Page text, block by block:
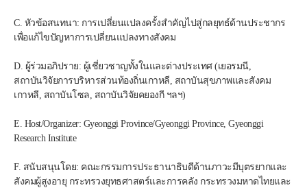
C. หัวข้อสนทนา: การเปลี่ยนแปลงครั้งสำคัญไปสู่กลยุทธ์ด้านประชากร
เพื่อแก้ไขปัญหาการเปลี่ยนแปลงทางสังคม
D. ผู้ร่วมอภิปราย: ผู้เชี่ยวชาญทั้งในและต่างประเทศ (เยอรมนี,
สถาบันวิจัยการบริหารส่วนท้องถิ่นเกาหลี, สถาบันสุขภาพและสังคม
เกาหลี, สถาบันโซล, สถาบันวิจัยคยองกี ฯลฯ)
E. Host/Organizer: Gyeonggi Province/Gyeonggi Province, Gyeonggi
Research Institute
F. สนับสนุนโดย: คณะกรรมการประธานาธิบดีด้านภาวะมีบุตรยากและ
สังคมผู้สูงอายุ กระทรวงยุทธศาสตร์และการคลัง กระทรวงมหาดไทยและ